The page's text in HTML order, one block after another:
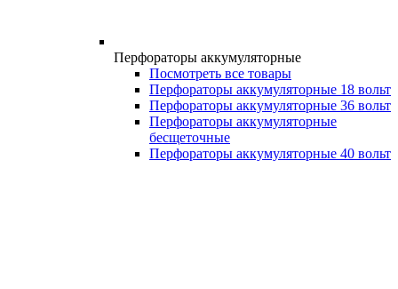
Перфораторы аккумуляторные
Посмотреть все товары
Перфораторы аккумуляторные 18 вольт
Перфораторы аккумуляторные 36 вольт
Перфораторы аккумуляторные
бесщеточные
Перфораторы аккумуляторные 40 вольт